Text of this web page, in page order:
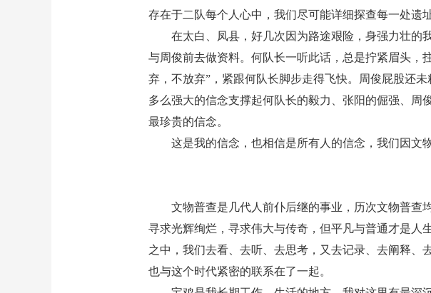
存在于二队每个人心中，我们尽可能详细探查每一处遗
在太白、凤县，好几次因为路途艰险，身强力壮的
与周俊前去做资料。何队长一听此话，总是拧紧眉头，
弃，不放弃”，紧跟何队长脚步走得飞快。周俊屁股还
多么强大的信念支撑起何队长的毅力、张阳的倔强、周
最珍贵的信念。
这是我的信念，也相信是所有人的信念，我们因文
文物普查是几代人前仆后继的事业，历次文物普查
寻求光辉绚烂，寻求伟大与传奇，但平凡与普通才是人
之中，我们去看、去听、去思考，又去记录、去阐释
也与这个时代紧密的联系在了一起。